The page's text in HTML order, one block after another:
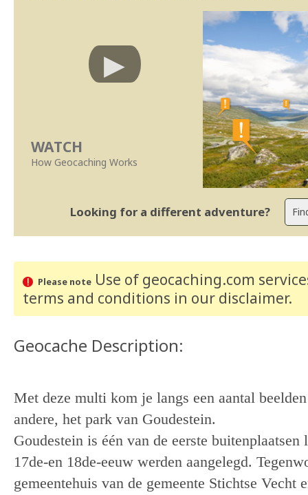
WATCH
How Geocaching Works
Looking for a different adventure?
Please noteUse of geocaching.com
terms and conditions in our disclaimer.
Geocache Description:
Met deze multi kom je langs een aantal
andere, het park van Goudestein.
Goudestein is één van de eerste
17de-en 18de-eeuw werden aangelegd.
gemeentehuis van de gemeente Stichtse Vecht